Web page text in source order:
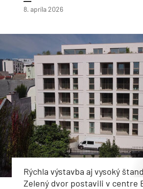
8. apríla 2026
Rýchla výstavba aj vysoký
Zelený dvor postavili v centre